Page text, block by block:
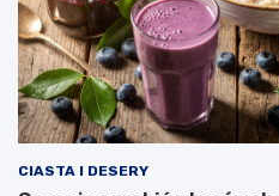
CIASTA I DESERY